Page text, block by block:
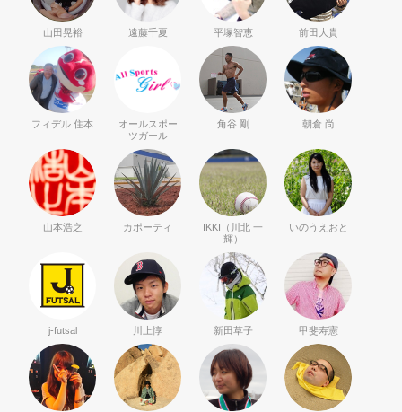
山田晃裕 遠藤千夏 平塚智恵 前田大貴
フィデル 住本
オールスポー
ツガール
角谷 剛 朝倉 尚
山本浩之 カポーティ
IKKI（川北 一
輝）
いのうえおと
j-futsal 川上惇 新田草子 甲斐寿憲